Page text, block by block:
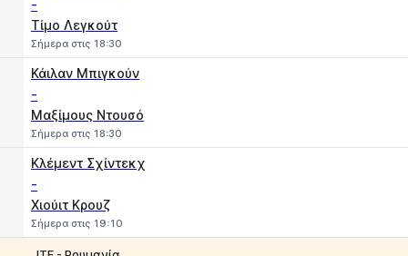
-
Τίμο Λεγκούτ
Σήμερα στις 18:30
Κάιλαν Μπιγκούν
-
Μαξίμους Ντουσό
Σήμερα στις 18:30
Κλέμεντ Σχίντεκχ
-
Χιούιτ Κρουζ
Σήμερα στις 19:10